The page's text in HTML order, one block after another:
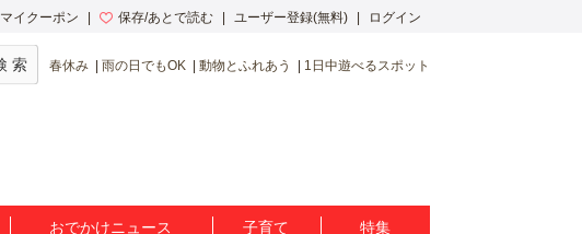
マイクーポン 保存/あとで読む ユーザー登録(無料) ログイン
春休み 雨の日でもOK 動物とふれあう 1日中遊べるスポット
おでかけニュース 子育て 特集